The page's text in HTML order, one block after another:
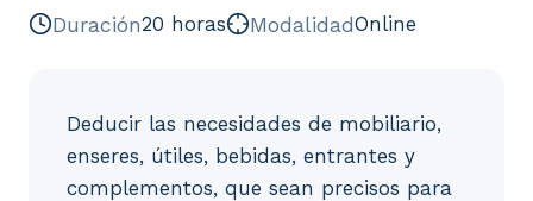
Duración20 horas ModalidadOnline
Deducir las necesidades de mobiliario,
enseres, útiles, bebidas, entrantes y
complementos, que sean precisos para